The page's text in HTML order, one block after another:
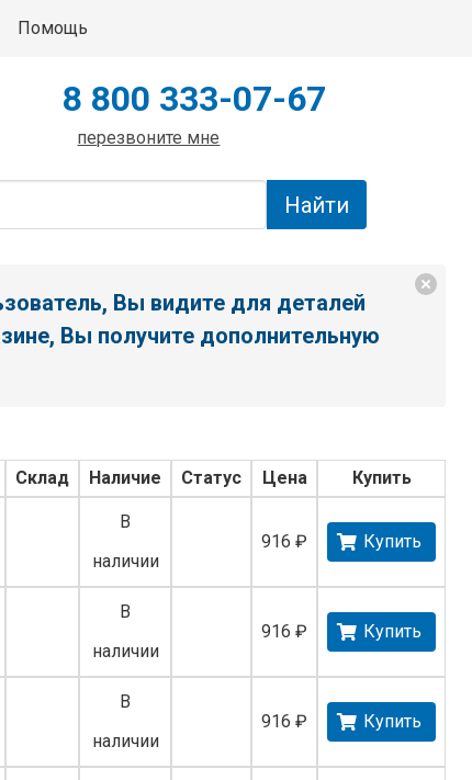
Помощь
8 800 333-07-67
перезвоните мне
Вы видите для деталей
Вы получите дополнительную
Склад Наличие Статус Цена Купить
В
наличии
916 ₽ Купить
В
наличии
916 ₽ Купить
В
наличии
916 ₽ Купить